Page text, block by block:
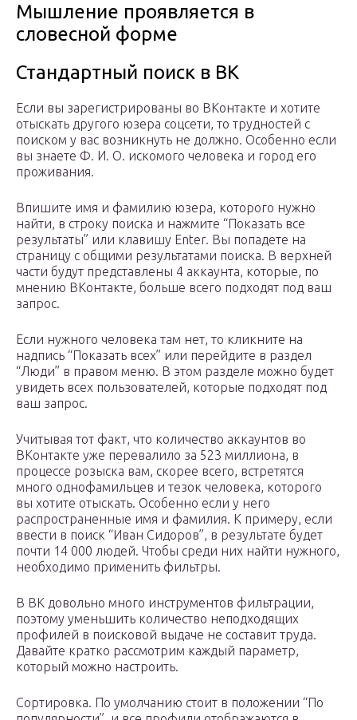
Мышление проявляется в
словесной форме
Стандартный поиск в ВК
Если вы зарегистрированы во ВКонтакте и хотите
отыскать другого юзера соцсети, то трудностей с
поиском у вас возникнуть не должно. Особенно если
вы знаете Ф. И. О. искомого человека и город его
проживания.
Впишите имя и фамилию юзера, которого нужно
найти, в строку поиска и нажмите “Показать все
результаты” или клавишу Enter. Вы попадете на
страницу с общими результатами поиска. В верхней
части будут представлены 4 аккаунта, которые, по
мнению ВКонтакте, больше всего подходят под ваш
запрос.
Если нужного человека там нет, то кликните на
надпись “Показать всех” или перейдите в раздел
“Люди” в правом меню. В этом разделе можно будет
увидеть всех пользователей, которые подходят под
ваш запрос.
Учитывая тот факт, что количество аккаунтов во
ВКонтакте уже перевалило за 523 миллиона, в
процессе розыска вам, скорее всего, встретятся
много однофамильцев и тезок человека, которого
вы хотите отыскать. Особенно если у него
распространенные имя и фамилия. К примеру, если
ввести в поиск “Иван Сидоров”, в результате будет
почти 14 000 людей. Чтобы среди них найти нужного,
необходимо применить фильтры.
В ВК довольно много инструментов фильтрации,
поэтому уменьшить количество неподходящих
профилей в поисковой выдаче не составит труда.
Давайте кратко рассмотрим каждый параметр,
который можно настроить.
Сортировка. По умолчанию стоит в положении “По